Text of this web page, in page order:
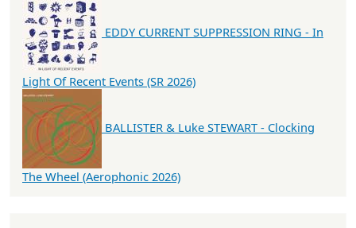
EDDY CURRENT SUPPRESSION RING - In
Light Of Recent Events (SR 2026)
BALLISTER & Luke STEWART - Clocking
The Wheel (Aerophonic 2026)